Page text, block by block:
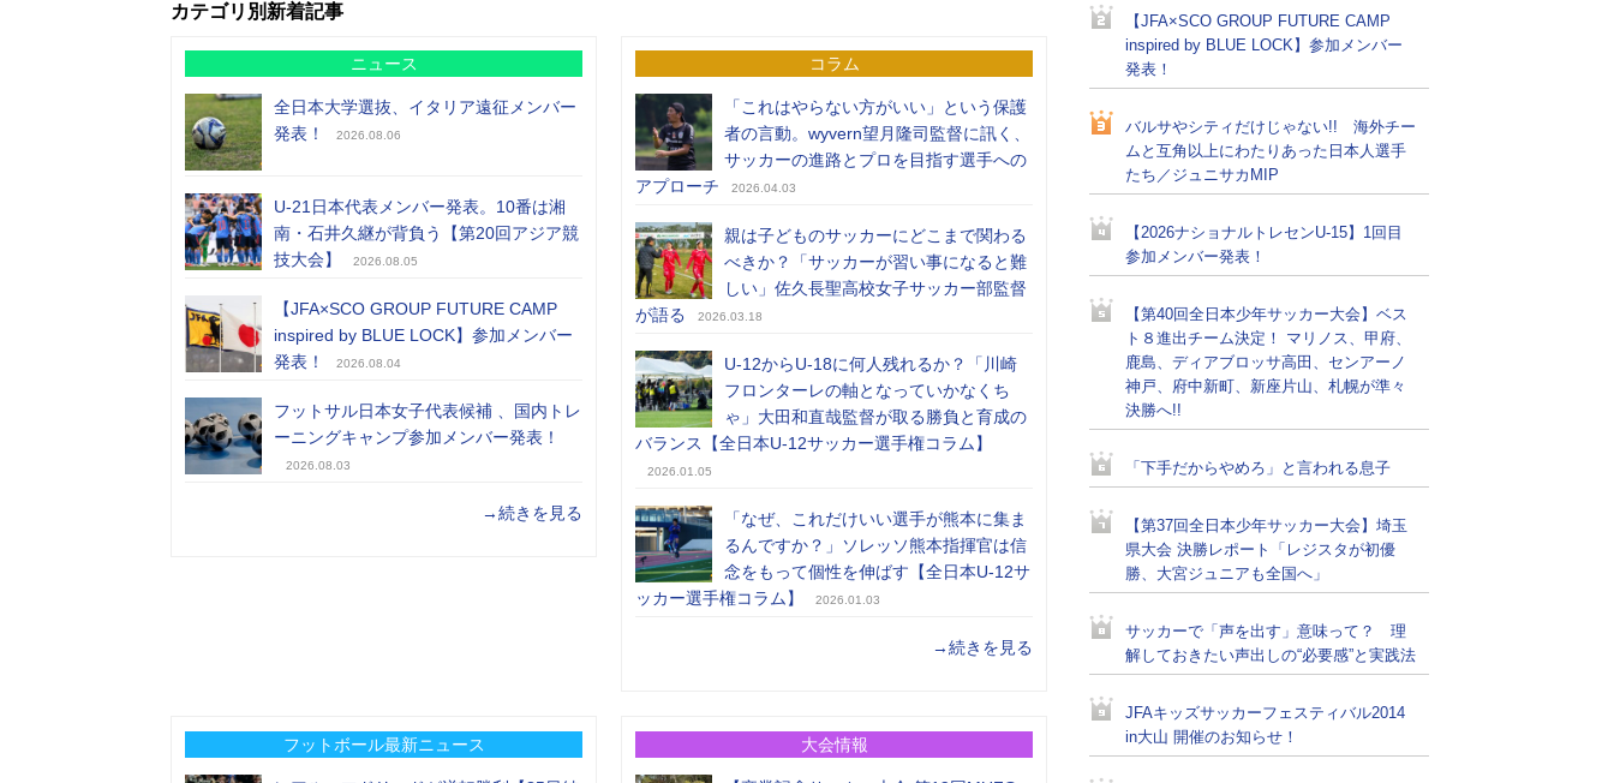
カテゴリ別新着記事
ニュース
全日本大学選抜、イタリア遠征メンバー
発表！
2026.08.06
U-21日本代表メンバー発表。10番は湘
南・石井久継が背負う【第20回アジア競
技大会】
2026.08.05
【JFA×SCO GROUP FUTURE CAMP
inspired by BLUE LOCK】参加メンバー
発表！
2026.08.04
フットサル日本女子代表候補 、国内トレ
ーニングキャンプ参加メンバー発表！
2026.08.03
→続きを見る
コラム
「これはやらない方がいい」という保護
者の言動。wyvern望月隆司監督に訊く、
サッカーの進路とプロを目指す選手への
アプローチ
2026.04.03
親は子どものサッカーにどこまで関わる
べきか？「サッカーが習い事になると難
しい」佐久長聖高校女子サッカー部監督
が語る
2026.03.18
U-12からU-18に何人残れるか？「川崎
フロンターレの軸となっていかなくち
ゃ」大田和直哉監督が取る勝負と育成の
バランス【全日本U-12サッカー選手権コラム】
2026.01.05
「なぜ、これだけいい選手が熊本に集ま
るんですか？」ソレッソ熊本指揮官は信
念をもって個性を伸ばす【全日本U-12サ
ッカー選手権コラム】
2026.01.03
→続きを見る
フットボール最新ニュース 大会情報
【JFA×SCO GROUP FUTURE CAMP
inspired by BLUE LOCK】参加メンバー
発表！
バルサやシティだけじゃない!! 海外チー
ムと互角以上にわたりあった日本人選手
たち／ジュニサカMIP
【2026ナショナルトレセンU-15】1回目
参加メンバー発表！
【第40回全日本少年サッカー大会】ベス
ト８進出チーム決定！ マリノス、甲府、
鹿島、ディアブロッサ高田、センアーノ
神戸、府中新町、新座片山、札幌が準々
決勝へ!!
「下手だからやめろ」と言われる息子
【第37回全日本少年サッカー大会】埼玉
県大会 決勝レポート「レジスタが初優
勝、大宮ジュニアも全国へ」
サッカーで「声を出す」意味って？ 理
解しておきたい声出しの“必要感”と実践法
JFAキッズサッカーフェスティバル2014
in大山 開催のお知らせ！